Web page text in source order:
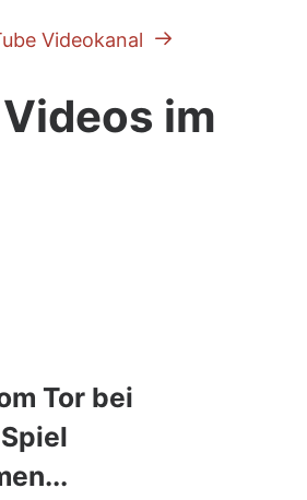
Videokanal
im
Tor bei